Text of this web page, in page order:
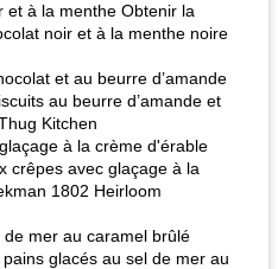
et à la menthe Obtenir la
noir et à la menthe noire
et au beurre d’amande
au beurre d’amande et
Kitchen
à la crème d'érable
crêpes avec glaçage à la
1802 Heirloom
mer au caramel brûlé
glacés au sel de mer au